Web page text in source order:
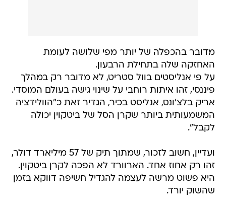
מדובר בהכפלה של יותר מפי שלושה לעומת
האחזקה שלה בתחילת הרבעון.
על פי אנליסטים בוול סטריט, לא מדובר רק במהלך
פיננסי, זהו איתות רוחבי על שינוי גישה בעולם המוסדי.
אריק בלצ'ונס, אנליסט בכיר, הגדיר זאת כ"הוולידציה
המשמעותית ביותר שקרן הסל של ביטקוין יכולה
לקבל".
ועדיין, חשוב לזכור, שמתוך תיק של 57 מיליארד דולר,
זהו רק אחוז אחד. הארוורד לא הפכה לקרן ביטקוין.
היא פשוט מרשה לעצמה להגדיל חשיפה דווקא בזמן
שהשוק יורד.